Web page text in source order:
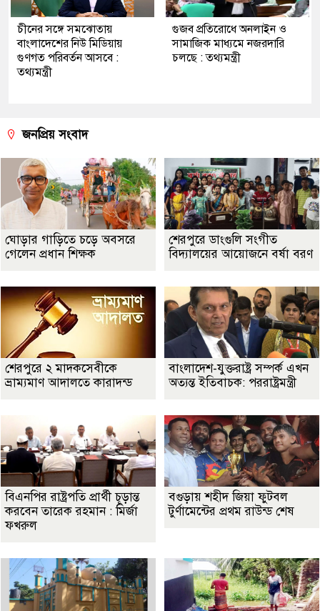
চীনের সঙ্গে সমঝোতায়
বাংলাদেশের নিউ মিডিয়ায়
গুণগত পরিবর্তন আসবে :
তথ্যমন্ত্রী
গুজব প্রতিরোধে অনলাইন ও
সামাজিক মাধ্যমে নজরদারি
চলছে : তথ্যমন্ত্রী
জনপ্রিয় সংবাদ
ঘোড়ার গাড়িতে চড়ে অবসরে
গেলেন প্রধান শিক্ষক
শেরপুরে ডাংগুলি সংগীত
বিদ্যালয়ের আয়োজনে বর্ষা বরণ
শেরপুরে ২ মাদকসেবীকে
ভ্রাম্যমাণ আদালতে কারাদন্ড
বাংলাদেশ-যুক্তরাষ্ট্র সম্পর্ক এখন
অত্যন্ত ইতিবাচক: পররাষ্ট্রমন্ত্রী
বিএনপির রাষ্ট্রপতি প্রার্থী চূড়ান্ত
করবেন তারেক রহমান : মির্জা
ফখরুল
বগুড়ায় শহীদ জিয়া ফুটবল
টুর্ণামেন্টের প্রথম রাউন্ড শেষ